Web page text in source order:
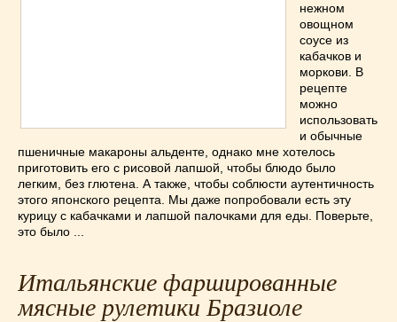
Что приготовить из тыквы(14)
Что приготовить на завтрак? (68)
Что приготовить на ужин?(254)
Японская кухня
нежном
овощном
соусе из
кабачков и
моркови. В
рецепте
можно
использовать
и обычные
пшеничные макароны альденте, однако мне хотелось
приготовить его с рисовой лапшой, чтобы блюдо было
легким, без глютена. А также, чтобы соблюсти аутентичность
этого японского рецепта. Мы даже попробовали есть эту
курицу с кабачками и лапшой палочками для еды. Поверьте,
это было ...
Итальянские фаршированные
мясные рулетики Бразиоле